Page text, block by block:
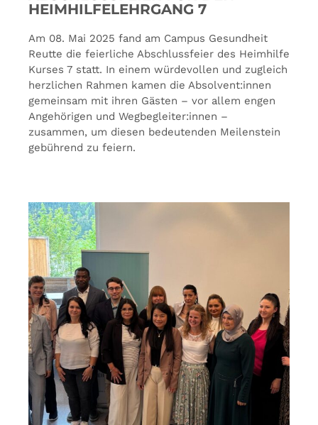
HEIMHILFELEHRGANG 7
Am 08. Mai 2025 fand am Campus Gesundheit
Reutte die feierliche Abschlussfeier des Heimhilfe
Kurses 7 statt. In einem würdevollen und zugleich
herzlichen Rahmen kamen die Absolvent:innen
gemeinsam mit ihren Gästen – vor allem engen
Angehörigen und Wegbegleiter:innen –
zusammen, um diesen bedeutenden Meilenstein
gebührend zu feiern.